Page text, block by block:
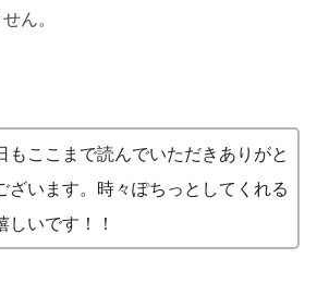
ん。
もここまで読んでいただきありがと
ざいます。時々ぽちっとしてくれる
しいです！！